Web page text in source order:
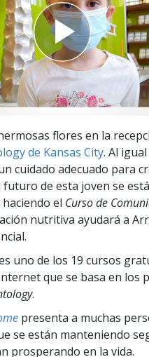
flores en la
de Kansas City. Al
cuidado adecuado para
futuro de esta joven se
el Curso de
nutritiva ayudará a
uno de los 19 cursos
que se basa en los
.
presenta a muchas
se están manteniendo
prosperando en la vida.